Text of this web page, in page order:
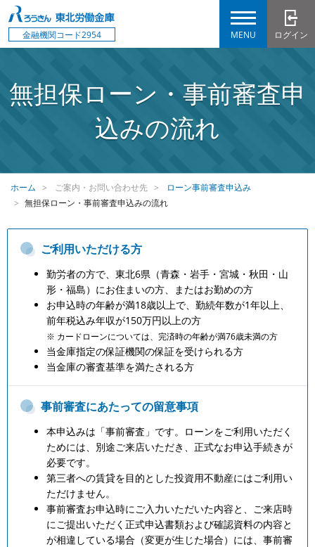
金融機関コード2954 ログイン
MENU
無担保ローン・事前審査申
込みの流れ
ホーム ご案内・お問い合わせ先
ローン事前審査申込み
無担保ローン・事前審査申込みの流れ
ご利用いただける方
勤労者の方で、東北6県（青森・岩手・宮城・秋田・山
形・福島）にお住まいの方、またはお勤めの方
お申込時の年齢が満18歳以上で、勤続年数が1年以上、
前年税込み年収が150万円以上の方
※ カードローンについては、完済時の年齢が満76歳未満の方
当金庫指定の保証機関の保証を受けられる方
当金庫の審査基準を満たされる方
事前審査にあたっての留意事項
本申込みは「事前審査」です。ローンをご利用いただく
ためには、別途ご来店いただき、正式なお申込手続きが
必要です。
第三者への賃貸を目的とした投資用不動産にはご利用い
ただけません。
事前審査お申込時にご入力いただいた内容と、ご来店時
にご提出いただく正式申込書類および確認資料の内容と
が相違している場合（変更が生じた場合）には、事前審